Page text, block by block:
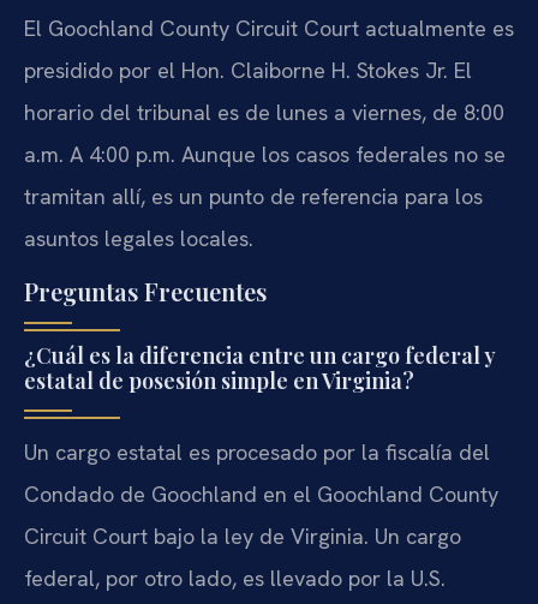
El Goochland County Circuit Court actualmente es
presidido por el Hon. Claiborne H. Stokes Jr. El
horario del tribunal es de lunes a viernes, de 8:00
a.m. A 4:00 p.m. Aunque los casos federales no se
tramitan allí, es un punto de referencia para los
asuntos legales locales.
Preguntas Frecuentes
¿Cuál es la diferencia entre un cargo federal y
estatal de posesión simple en Virginia?
Un cargo estatal es procesado por la fiscalía del
Condado de Goochland en el Goochland County
Circuit Court bajo la ley de Virginia. Un cargo
federal, por otro lado, es llevado por la U.S.